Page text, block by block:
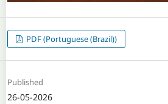
PDF (Portuguese (Brazil))
Published
26-05-2026